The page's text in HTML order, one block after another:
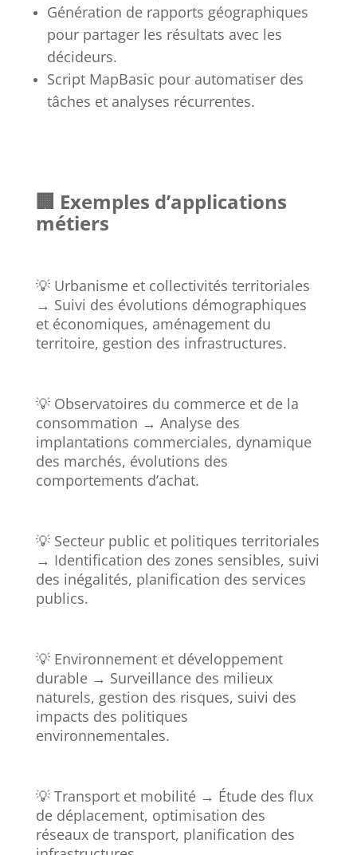
Génération de rapports géographiques
pour partager les résultats avec les
décideurs.
Script MapBasic pour automatiser des
tâches et analyses récurrentes.
🏢 Exemples d’applications
métiers
💡 Urbanisme et collectivités territoriales
→ Suivi des évolutions démographiques
et économiques, aménagement du
territoire, gestion des infrastructures.
💡 Observatoires du commerce et de la
consommation → Analyse des
implantations commerciales, dynamique
des marchés, évolutions des
comportements d’achat.
💡 Secteur public et politiques territoriales
→ Identification des zones sensibles, suivi
des inégalités, planification des services
publics.
💡 Environnement et développement
durable → Surveillance des milieux
naturels, gestion des risques, suivi des
impacts des politiques
environnementales.
💡 Transport et mobilité → Étude des flux
de déplacement, optimisation des
réseaux de transport, planification des